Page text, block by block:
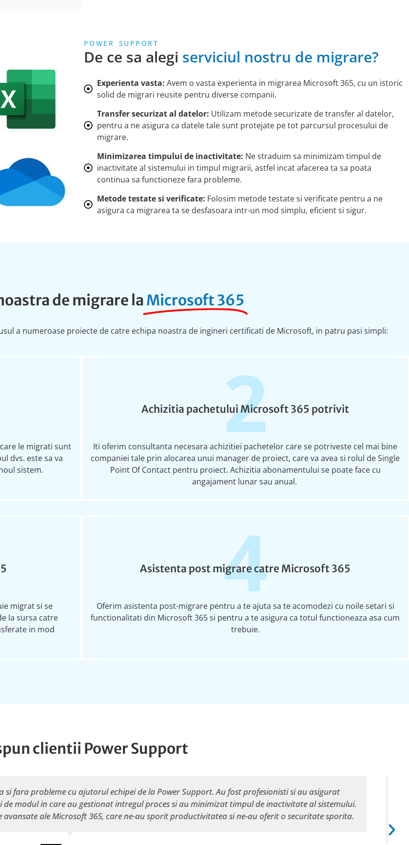
POWER SUPPORT
De ce sa alegi serviciul nostru de migrare?
Experienta vasta: Avem o vasta experienta in migrarea Microsoft 365, cu un istoric
solid de migrari reusite pentru diverse companii.
Transfer securizat al datelor: Utilizam metode securizate de transfer al datelor,
pentru a ne asigura ca datele tale sunt protejate pe tot parcursul procesului de
migrare.
Minimizarea timpului de inactivitate: Ne straduim sa minimizam timpul de
inactivitate al sistemului in timpul migrarii, astfel incat afacerea ta sa poata
continua sa functioneze fara probleme.
Metode testate si verificate: Folosim metode testate si verificate pentru a ne
asigura ca migrarea ta se desfasoara intr-un mod simplu, eficient si sigur.
de migrare laMicrosoft 365
a numeroase proiecte de catre echipa noastra de ingineri certificati de Microsoft, in patru pasi simpli:
le migrati sunt
dvs. este sa va
sistem.
2
Achizitia pachetului Microsoft 365 potrivit
Iti oferim consultanta necesara achizitiei pachetelor care se potriveste cel mai bine
companiei tale prin alocarea unui manager de proiect, care va avea si rolul de Single
Point Of Contact pentru proiect. Achizitia abonamentului se poate face cu
angajament lunar sau anual.
migrat si se
la sursa catre
in mod
4
Asistenta post migrare catre Microsoft 365
Oferim asistenta post-migrare pentru a te ajuta sa te acomodezi cu noile setari si
functionalitati din Microsoft 365 si pentru a te asigura ca totul functioneaza asa cum
trebuie.
clientii Power Support
de migrare oferit de aceasta companie. Experienta a fost excelenta! Echipa lor de migrare a fost
intr-un mod profesionist. Au fost prompti in a ne oferi asistenta in etapele post-migrare si au
operationali in Microsoft 365 si suntem foarte multumiti de toate beneficiile pe care le ofera